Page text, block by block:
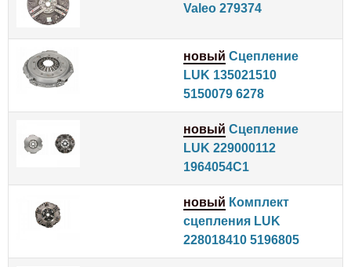
Valeo 279374
новый Сцепление
LUK 135021510
5150079 6278
новый Сцепление
LUK 229000112
1964054C1
новый Комплект
сцепления LUK
228018410 5196805